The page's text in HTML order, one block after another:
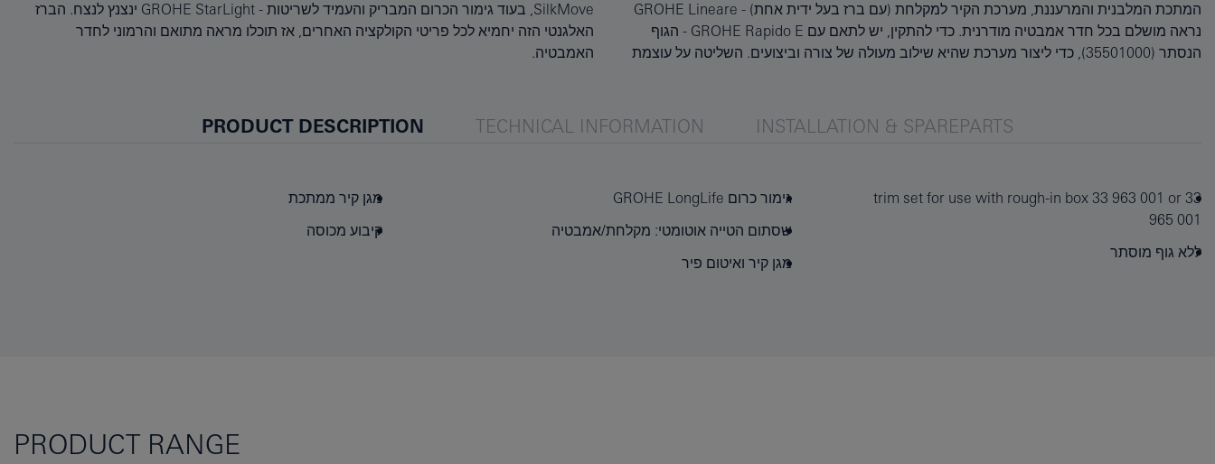
המתכת המלבנית והמרעננת, מערכת הקיר למקלחת (עם ברז בעל ידית אחת) - GROHE Lineare
נראה מושלם בכל חדר אמבטיה מודרנית. כדי להתקין, יש לתאם עם GROHE Rapido E - הגוף
הנסתר (35501000), כדי ליצור מערכת שהיא שילוב מעולה של צורה וביצועים. השליטה על עוצמת
SilkMove, בעוד גימור הכרום המבריק והעמיד לשריטות - GROHE StarLight ינצנץ לנצח. הברז
האלגנטי הזה יחמיא לכל פריטי הקולקציה האחרים, אז תוכלו מראה מתואם והרמוני לחדר
האמבטיה.
PRODUCT DESCRIPTION TECHNICAL INFORMATION INSTALLATION & SPAREPARTS
trim set for use with rough-in box 33 963 001 or 33
965 001
ללא גוף מוסתר
גימור כרום GROHE LongLife
שסתום הטייה אוטומטי: מקלחת/אמבטיה
מגן קיר ואיטום פיר
מגן קיר ממתכת
קיבוע מכוסה
PRODUCT RANGE